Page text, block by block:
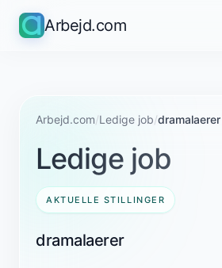
Arbejd.com
Arbejd.com/Ledige job/dramalaerer
Ledige job
AKTUELLE STILLINGER
dramalaerer